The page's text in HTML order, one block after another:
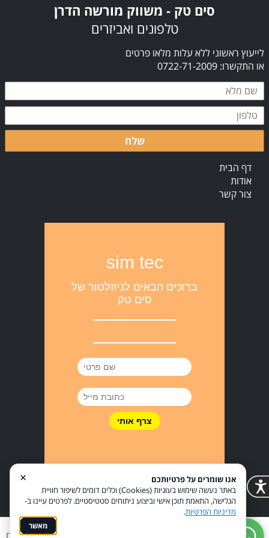
סים טק - משווק מורשה הדרן
טלפונים ואביזרים
לייעוץ ראשוני ללא עלות מלאו פרטים
או התקשרו: 0722-71-2009
שלח
דף הבית
אודות
צור קשר
sim tec
ברוכים הבאים לניוזלטור של
סים טק
×
אנו שומרים על פרטיותכם
באתר נעשה שימוש בעוגיות (Cookies) וכלים דומים לשיפור חוויית
הגלישה, התאמת תוכן אישי וביצוע ניתוחים סטטיסטיים. לפרטים עיינו ב-
מדיניות הפרטיות.
מאשר